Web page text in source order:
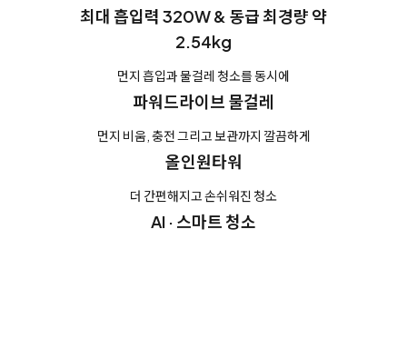
최대 흡입력 320W & 동급 최경량 약
2.54kg
먼지 흡입과 물걸레 청소를 동시에
파워드라이브 물걸레
먼지 비움, 충전 그리고 보관까지 깔끔하게
올인원타워
더 간편해지고 손쉬워진 청소
AI · 스마트 청소